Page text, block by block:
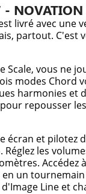
- NOVATION
livré avec
partout. C'est
Scale, vous ne
modes Chord
harmonies et
pour repousser
écran et pilotez
Réglez les
Accédez
un
Line et